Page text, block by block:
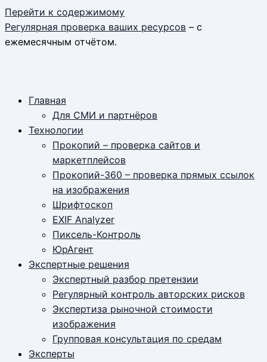
Перейти к содержимому
Регулярная проверка ваших ресурсов – с
ежемесячным отчётом.
Главная
Для СМИ и партнёров
Технологии
Прокопий – проверка сайтов и
маркетплейсов
Прокопий-360 – проверка прямых ссылок
на изображения
Шрифтоскоп
EXIF Analyzer
Пиксель-Контроль
ЮрАгент
Экспертные решения
Экспертный разбор претензии
Регулярный контроль авторских рисков
Экспертиза рыночной стоимости
изображения
Групповая консультация по средам
Эксперты